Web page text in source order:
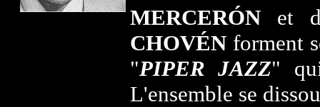
MERCERÓNet
CHOVÉNforment
"PIPER JAZZ"
L'ensemble se